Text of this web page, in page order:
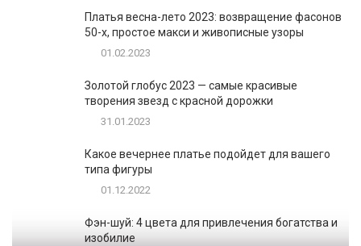
Платья весна-лето 2023: возвращение фасонов
50-х, простое макси и живописные узоры
01.02.2023
Золотой глобус 2023 — самые красивые
творения звезд с красной дорожки
31.01.2023
Какое вечернее платье подойдет для вашего
типа фигуры
01.12.2022
Фэн-шуй: 4 цвета для привлечения богатства и
изобилие